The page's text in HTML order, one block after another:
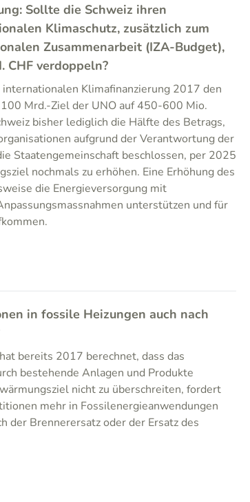
Sollte die Schweiz ihren
Klimaschutz, zusätzlich zum
Zusammenarbeit (IZA-Budget),
CHF verdoppeln?
Klimafinanzierung 2017 den
Mrd.-Ziel der UNO auf 450-600 Mio.
bisher lediglich die Hälfte des Betrags,
aufgrund der Verantwortung der
Staatengemeinschaft beschlossen, per 2025
nochmals zu erhöhen. Eine Erhöhung des
die Energieversorgung mit
unterstützen und für
in fossile Heizungen auch nach
bereits 2017 berechnet, dass das
bestehende Anlagen und Produkte
nicht zu überschreiten, fordert
mehr in Fossilenergieanwendungen
der Brennerersatz oder der Ersatz des